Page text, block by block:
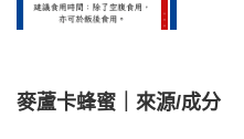
麥蘆卡蜂蜜｜來源/成分